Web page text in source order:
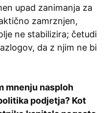
upad zanimanja za
zamrznjen,
ne stabilizira; četudi
da z njim ne bi
mnenju nasploh
podjetja? Kot